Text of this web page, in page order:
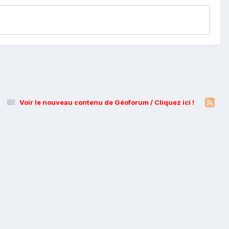
Voir le nouveau contenu de Géoforum / Cliquez ici !